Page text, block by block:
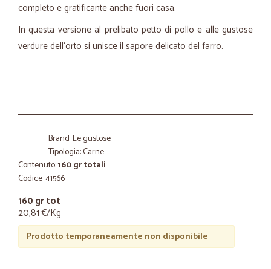
completo e gratificante anche fuori casa.
In questa versione al prelibato petto di pollo e alle gustose
verdure dell'orto si unisce il sapore delicato del farro.
Brand: Le gustose
Tipologia: Carne
Contenuto:160 gr totali
Codice: 41566
160 gr tot
20,81 €/Kg
Prodotto temporaneamente non disponibile